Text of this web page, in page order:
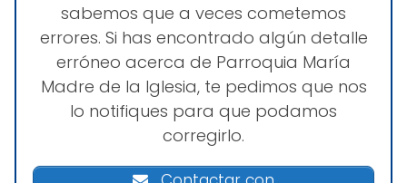
sabemos que a veces cometemos
errores. Si has encontrado algún detalle
erróneo acerca de Parroquia María
Madre de la Iglesia, te pedimos que nos
lo notifiques para que podamos
corregirlo.